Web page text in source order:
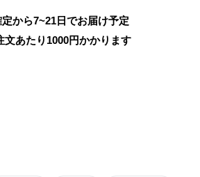
から7~21日でお届け予定
文あたり 1000円かかります